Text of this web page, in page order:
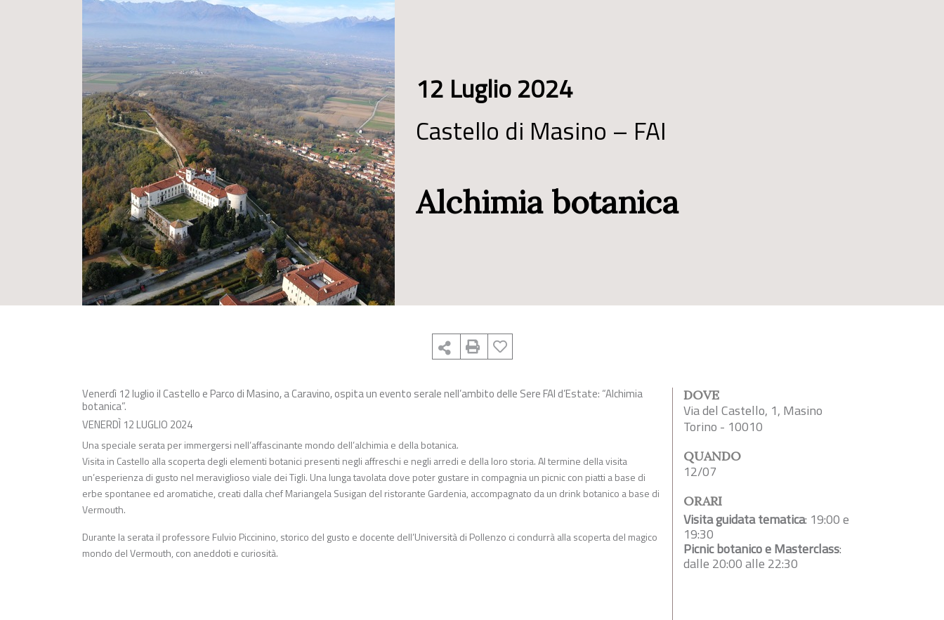
12 Luglio 2024
Castello di Masino – FAI
Alchimia botanica
Venerdì 12 luglio il Castello e Parco di Masino, a Caravino, ospita un evento serale nell’ambito delle Sere FAI d’Estate: “Alchimia
botanica”.
VENERDÌ 12 LUGLIO 2024
Una speciale serata per immergersi nell’affascinante mondo dell’alchimia e della botanica.
Visita in Castello alla scoperta degli elementi botanici presenti negli affreschi e negli arredi e della loro storia. Al termine della visita
un’esperienza di gusto nel meraviglioso viale dei Tigli. Una lunga tavolata dove poter gustare in compagnia un picnic con piatti a base di
erbe spontanee ed aromatiche, creati dalla chef Mariangela Susigan del ristorante Gardenia, accompagnato da un drink botanico a base di
Vermouth.
Durante la serata il professore Fulvio Piccinino, storico del gusto e docente dell’Università di Pollenzo ci condurrà alla scoperta del magico
mondo del Vermouth, con aneddoti e curiosità.
DOVE
Via del Castello, 1, Masino
Torino - 10010
QUANDO
12/07
ORARI
Visita guidata tematica: 19:00 e
19:30
Picnic botanico e Masterclass:
dalle 20:00 alle 22:30